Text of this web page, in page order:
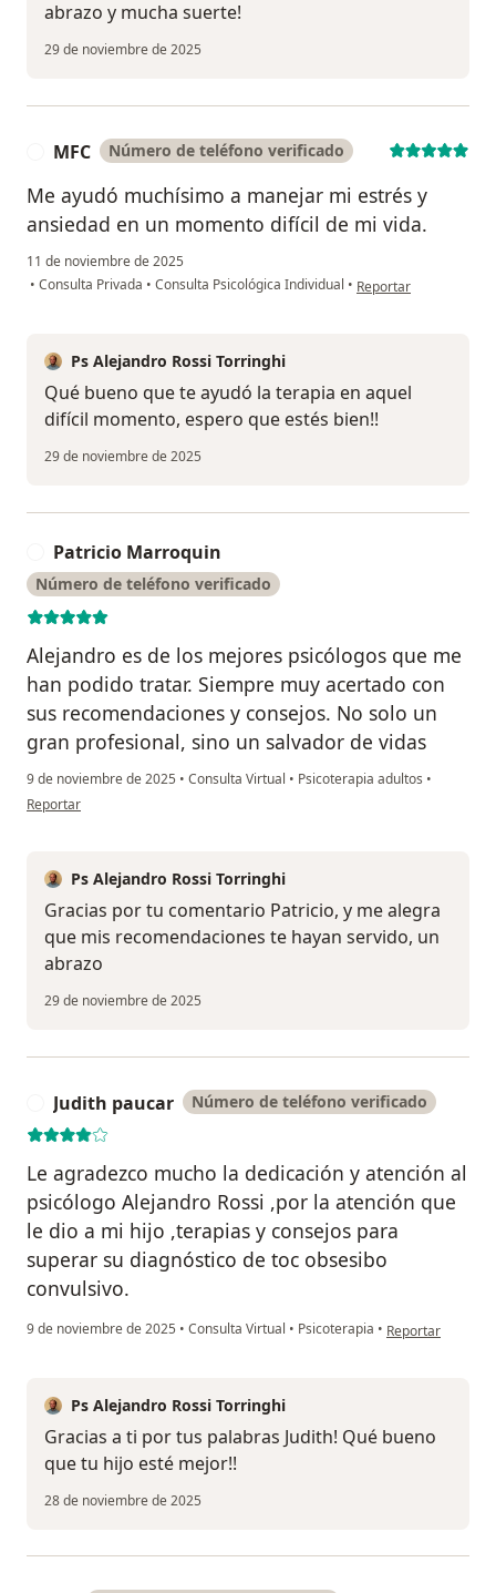
abrazo y mucha suerte!
29 de noviembre de 2025
MFC Número de teléfono verificado
Me ayudó muchísimo a manejar mi estrés y
ansiedad en un momento difícil de mi vida.
11 de noviembre de 2025
• Consulta Privada • Consulta Psicológica Individual • en opinión del usuario
Reportar
Ps Alejandro Rossi Torringhi
Qué bueno que te ayudó la terapia en aquel
difícil momento, espero que estés bien!!
29 de noviembre de 2025
Patricio Marroquin
Número de teléfono verificado
Alejandro es de los mejores psicólogos que me
han podido tratar. Siempre muy acertado con
sus recomendaciones y consejos. No solo un
gran profesional, sino un salvador de vidas
9 de noviembre de 2025 • Consulta Virtual • Psicoterapia adultos •
en opinión del usuario Patricio Marroquin
Reportar
Ps Alejandro Rossi Torringhi
Gracias por tu comentario Patricio, y me alegra
que mis recomendaciones te hayan servido, un
abrazo
29 de noviembre de 2025
Judith paucar Número de teléfono verificado
Le agradezco mucho la dedicación y atención al
psicólogo Alejandro Rossi ,por la atención que
le dio a mi hijo ,terapias y consejos para
superar su diagnóstico de toc obsesibo
convulsivo.
9 de noviembre de 2025 • Consulta Virtual • Psicoterapia • en opinión del
Reportar
Ps Alejandro Rossi Torringhi
Gracias a ti por tus palabras Judith! Qué bueno
que tu hijo esté mejor!!
28 de noviembre de 2025